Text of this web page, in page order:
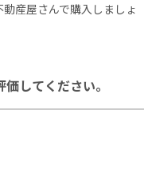
産屋さんで購入しましょ
してください。